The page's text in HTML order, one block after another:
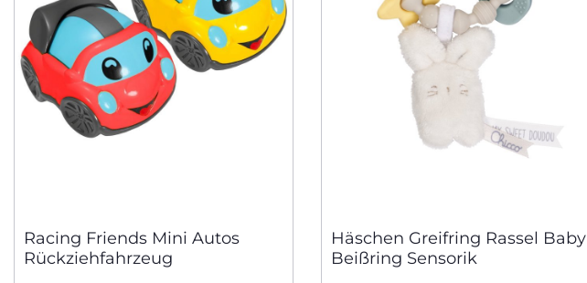
Racing Friends Mini Autos
Rückziehfahrzeug
Häschen Greifring Rassel Baby
Beißring Sensorik